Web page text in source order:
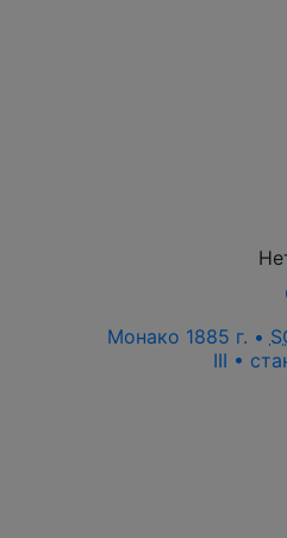
Монако 1885 г. •
III •